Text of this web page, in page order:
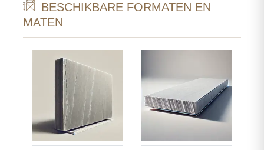
BESCHIKBARE FORMATEN EN
MATEN